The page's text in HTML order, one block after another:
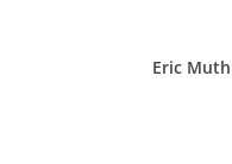
Eric Muth